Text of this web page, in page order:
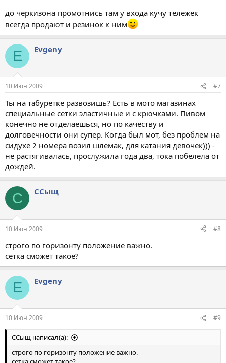
до черкизона промотнись там у входа кучу тележек
всегда продают и резинок к ним
E Evgeny
10 Июн 2009 #7
Ты на табуретке развозишь? Есть в мото магазинах
специальные сетки эластичные и с крючками. Пивом
конечно не отделаешься, но по качеству и
долговечности они супер. Когда был мот, без проблем на
сидухе 2 номера возил шлемак, для катания девочек))) -
не растягивалась, прослужила года два, тока побелела от
дождей.
С ССыщ
10 Июн 2009 #8
строго по горизонту положение важно.
сетка сможет такое?
E Evgeny
10 Июн 2009 #9
ССыщ написал(а):
строго по горизонту положение важно.